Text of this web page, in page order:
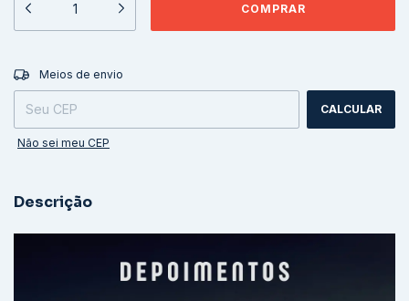
Entregas para o CEP:
Meios de envio
CALCULAR
Não sei meu CEP
Descrição